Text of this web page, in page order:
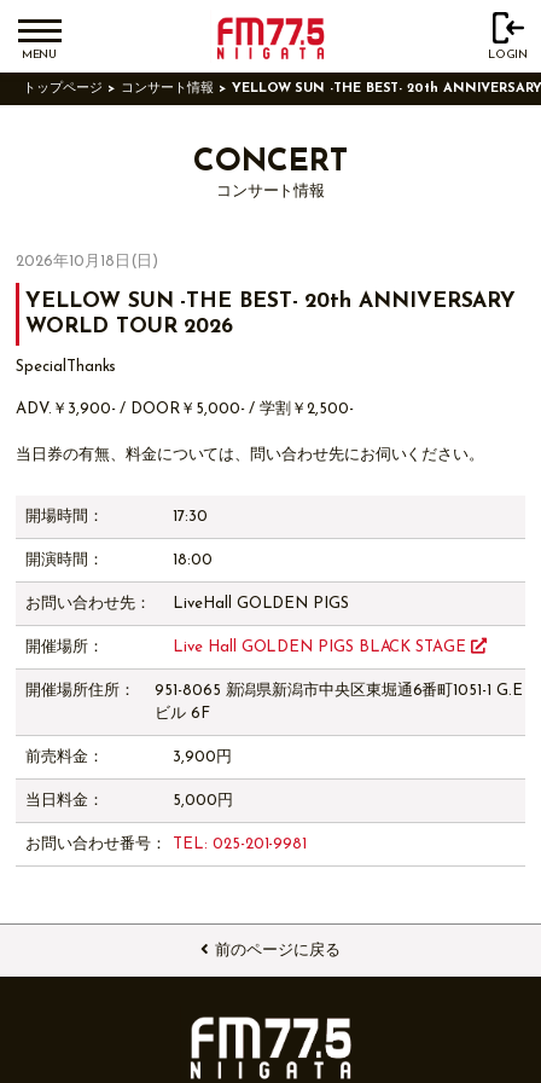
MENU LOGIN
トップページ コンサート情報 YELLOW SUN -THE BEST- 20th
CONCERT
コンサート情報
2026年10月18日(日)
YELLOW SUN -THE BEST- 20th ANNIVERSARY
WORLD TOUR 2026
SpecialThanks
ADV.￥3,900- / DOOR￥5,000- / 学割￥2,500-
当日券の有無、料金については、問い合わせ先にお伺いください。
開場時間： 17:30
開演時間： 18:00
お問い合わせ先： LiveHall GOLDEN PIGS
開催場所： Live Hall GOLDEN PIGS BLACK STAGE
開催場所住所：
951-8065 新潟県新潟市中央区東堀通6番町1051-1 G.E
ビル 6F
前売料金： 3,900円
当日料金： 5,000円
お問い合わせ番号： TEL: 025-201-9981
前のページに戻る